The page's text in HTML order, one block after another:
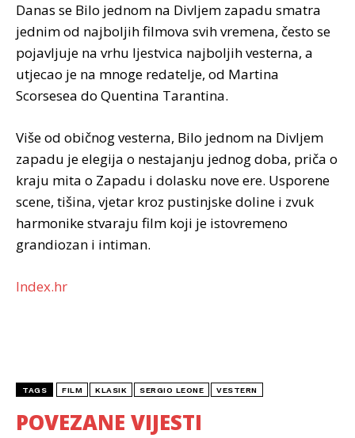
Danas se Bilo jednom na Divljem zapadu smatra
jednim od najboljih filmova svih vremena, često se
pojavljuje na vrhu ljestvica najboljih vesterna, a
utjecao je na mnoge redatelje, od Martina
Scorsesea do Quentina Tarantina.
Više od običnog vesterna, Bilo jednom na Divljem
zapadu je elegija o nestajanju jednog doba, priča o
kraju mita o Zapadu i dolasku nove ere. Usporene
scene, tišina, vjetar kroz pustinjske doline i zvuk
harmonike stvaraju film koji je istovremeno
grandiozan i intiman.
Index.hr
TAGS FILM KLASIK SERGIO LEONE VESTERN
POVEZANE VIJESTI